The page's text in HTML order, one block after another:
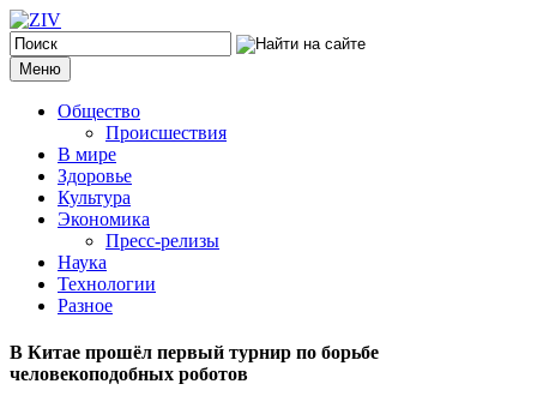
Меню
Общество
Происшествия
В мире
Здоровье
Культура
Экономика
Пресс-релизы
Наука
Технологии
Разное
В Китае прошёл первый турнир по борьбе
человекоподобных роботов